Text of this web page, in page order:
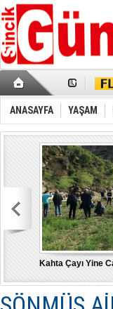
ANASAYFA YAŞAM
Kahta Çayı Yine